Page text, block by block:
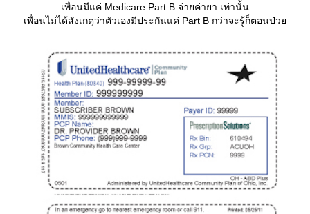
เพื่อนมีแค่ Medicare Part B จ่ายค่ายา เท่านั้น
เพื่อนไม่ได้สังเกตุว่าตัวเองมีประกันแค่ Part B กว่าจะรู้ก็ตอนป่ว